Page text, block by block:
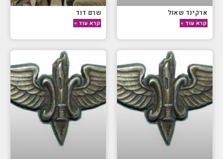
ארקינד שאול
קרא עוד »
שרם דוד
קרא עוד »